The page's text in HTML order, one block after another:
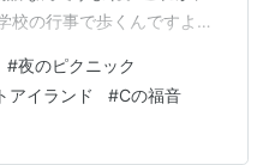
校の行事で歩くんですよ
こでの会話が胸をキュン
れは、是非よんでみてく
ザ・プール」 イン・ザ・
#夜のピクニック
アイランド #Cの福音